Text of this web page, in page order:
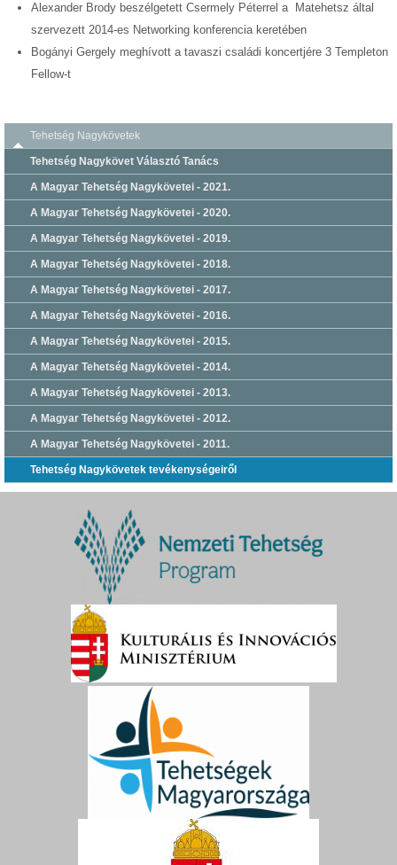
Alexander Brody beszélgetett Csermely Péterrel a Matehetsz által
szervezett 2014-es Networking konferencia keretében
Bogányi Gergely meghívott a tavaszi családi koncertjére 3 Templeton
Fellow-t
Tehetség Nagykövetek
Tehetség Nagykövet Választó Tanács
A Magyar Tehetség Nagykövetei - 2021.
A Magyar Tehetség Nagykövetei - 2020.
A Magyar Tehetség Nagykövetei - 2019.
A Magyar Tehetség Nagykövetei - 2018.
A Magyar Tehetség Nagykövetei - 2017.
A Magyar Tehetség Nagykövetei - 2016.
A Magyar Tehetség Nagykövetei - 2015.
A Magyar Tehetség Nagykövetei - 2014.
A Magyar Tehetség Nagykövetei - 2013.
A Magyar Tehetség Nagykövetei - 2012.
A Magyar Tehetség Nagykövetei - 2011.
Tehetség Nagykövetek tevékenységeiről